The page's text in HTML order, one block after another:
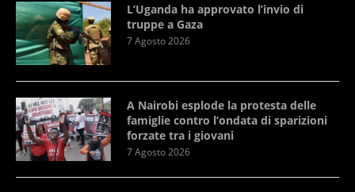
L’Uganda ha approvato l’invio di
truppe a Gaza
7 Agosto 2026
A Nairobi esplode la protesta delle
famiglie contro l’ondata di sparizioni
forzate tra i giovani
7 Agosto 2026